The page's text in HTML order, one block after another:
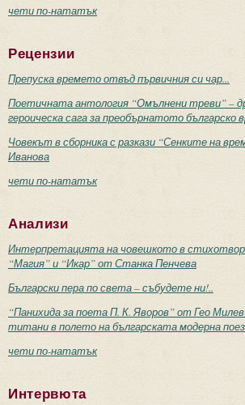
чети по-нататък
Рецензии
Препуска времето отвъд първичния си чар...
Поетичната антология “Омълнени треви” –
героическа сага за преобърнатото българско
Човекът в сборника с разкази “Сенките на
Иванова
чети по-нататък
Анализи
Интерпретацията на човешкото в
“Магия” и “Икар” от Станка Пенчева
Български пера по света – събудете ни!..
“Панихида за поета П. К. Яворов” от Гео
титани в полето на българската модерна
чети по-нататък
Интервюта